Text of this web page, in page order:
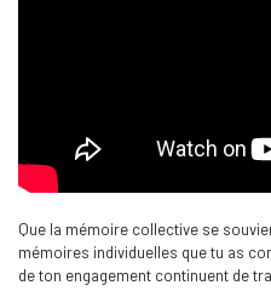
Que la mémoire collective se
mémoires individuelles que tu as
de ton engagement continuent de